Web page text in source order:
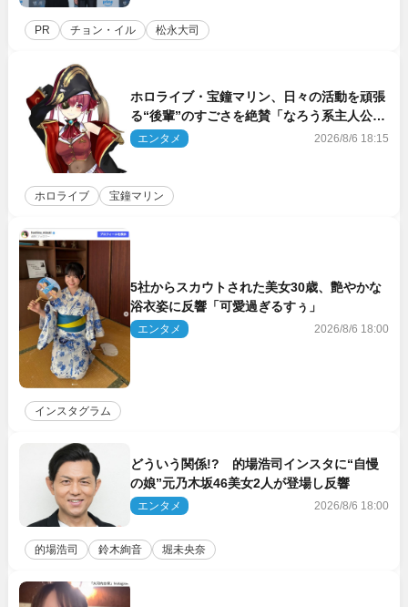
PR チョン・イル 松永大司
ホロライブ・宝鐘マリン、日々の活動を頑張
る“後輩”のすごさを絶賛「なろう系主人公ま
である」
エンタメ 2026/8/6 18:15
ホロライブ 宝鐘マリン
5社からスカウトされた美女30歳、艶やかな
浴衣姿に反響「可愛過ぎるすぅ」
エンタメ 2026/8/6 18:00
インスタグラム
どういう関係!? 的場浩司インスタに“自慢
の娘”元乃木坂46美女2人が登場し反響
エンタメ 2026/8/6 18:00
的場浩司 鈴木絢音 堀未央奈